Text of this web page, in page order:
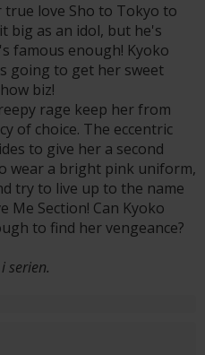
love Sho to Tokyo to
big as an idol, but he's
famous enough! Kyoko
going to get her sweet
biz!
rage keep her from
of choice. The eccentric
to give her a second
wear a bright pink uniform,
try to live up to the name
Me Section! Can Kyoko
to find her vengeance?
serien.